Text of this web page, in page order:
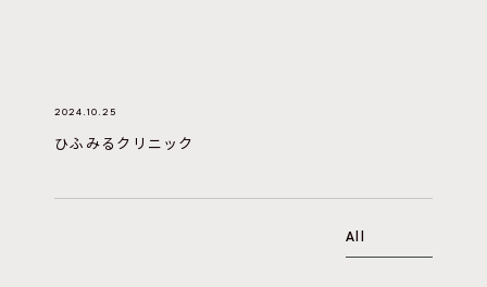
2024.10.25
ひふみるクリニック
All